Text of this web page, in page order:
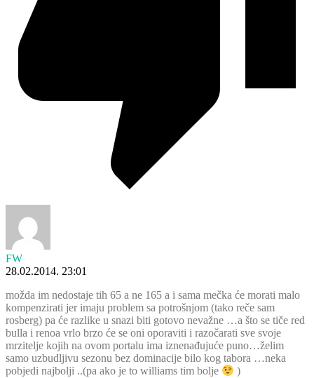
FW
28.02.2014. 23:01
možda im nedostaje tih 65 a ne 165 a i sama mečka će morati malo
kompenzirati jer imaju problem sa potrošnjom (tako reče sam
rosberg) pa će razlike u snazi biti gotovo nevažne …a što se tiče red
bulla i renoa vrlo brzo će se oni oporaviti i razočarati sve svoje
mrzitelje kojih na ovom portalu ima iznenađujuće puno…želim
samo uzbudljivu sezonu bez dominacije bilo kog tabora …neka
pobjedi najbolji ..(pa ako je to williams tim bolje
)